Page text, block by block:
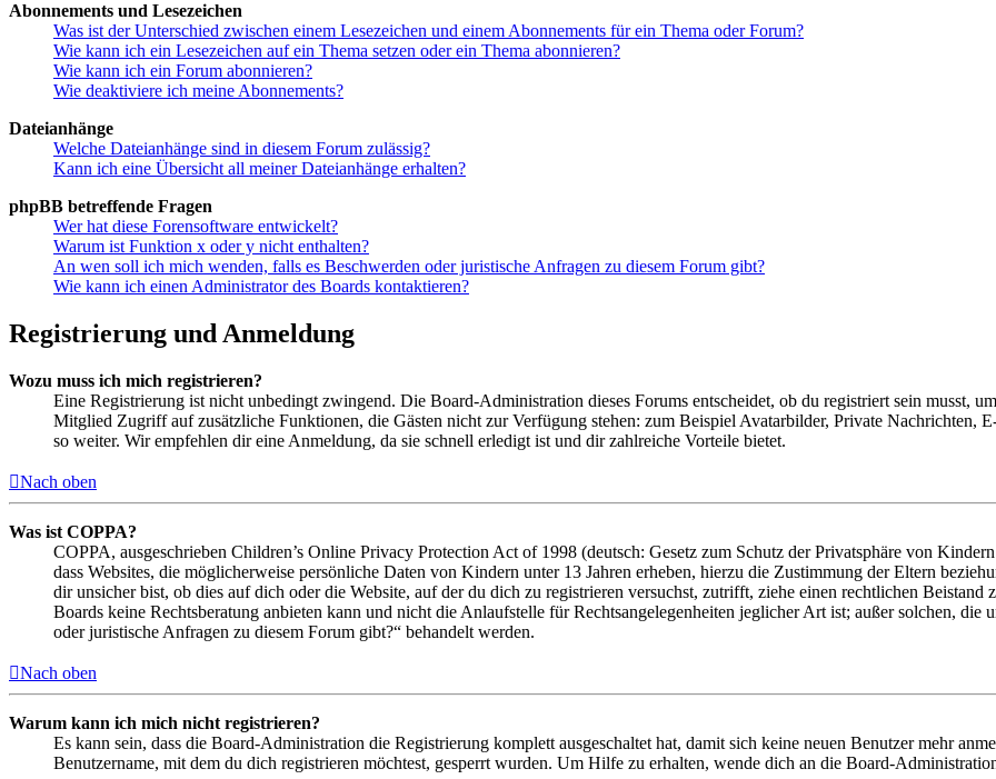
Abonnements und Lesezeichen
Was ist der Unterschied zwischen einem Lesezeichen und einem Abonnements für ein Thema oder Forum?
Wie kann ich ein Lesezeichen auf ein Thema setzen oder ein Thema abonnieren?
Wie kann ich ein Forum abonnieren?
Wie deaktiviere ich meine Abonnements?
Dateianhänge
Welche Dateianhänge sind in diesem Forum zulässig?
Kann ich eine Übersicht all meiner Dateianhänge erhalten?
phpBB betreffende Fragen
Wer hat diese Forensoftware entwickelt?
Warum ist Funktion x oder y nicht enthalten?
An wen soll ich mich wenden, falls es Beschwerden oder juristische Anfragen zu diesem Forum gibt?
Wie kann ich einen Administrator des Boards kontaktieren?
Registrierung und Anmeldung
Wozu muss ich mich registrieren?
Eine Registrierung ist nicht unbedingt zwingend. Die Board-Administration dieses Forums entscheidet, ob du registriert sein musst,
Mitglied Zugriff auf zusätzliche Funktionen, die Gästen nicht zur Verfügung stehen: zum Beispiel Avatarbilder, Private Nachrichten,
so weiter. Wir empfehlen dir eine Anmeldung, da sie schnell erledigt ist und dir zahlreiche Vorteile bietet.
Nach oben
Was ist COPPA?
COPPA, ausgeschrieben Children’s Online Privacy Protection Act of 1998 (deutsch: Gesetz zum Schutz der Privatsphäre von
dass Websites, die möglicherweise persönliche Daten von Kindern unter 13 Jahren erheben, hierzu die Zustimmung der Eltern
dir unsicher bist, ob dies auf dich oder die Website, auf der du dich zu registrieren versuchst, zutrifft, ziehe einen rechtlichen
Boards keine Rechtsberatung anbieten kann und nicht die Anlaufstelle für Rechtsangelegenheiten jeglicher Art ist; außer solchen,
oder juristische Anfragen zu diesem Forum gibt?“ behandelt werden.
Nach oben
Warum kann ich mich nicht registrieren?
Es kann sein, dass die Board-Administration die Registrierung komplett ausgeschaltet hat, damit sich keine neuen Benutzer mehr
Benutzername, mit dem du dich registrieren möchtest, gesperrt wurden. Um Hilfe zu erhalten, wende dich an die Board-